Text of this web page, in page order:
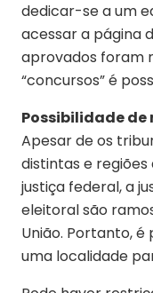
dedicar-se a um
acessar a página
aprovados foram
“concursos” é
Possibilidade
Apesar de os
distintas e
justiça federal, a
eleitoral são
União. Portanto,
uma localidade